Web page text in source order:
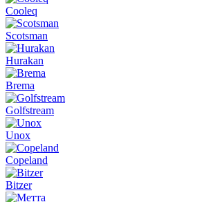
Cooleq
Scotsman
Hurakan
Brema
Golfstream
Unox
Copeland
Bitzer